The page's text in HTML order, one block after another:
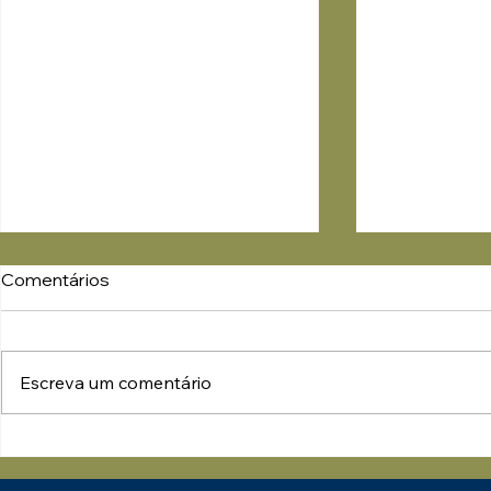
Definitivo para Auditorias
pelo Selo
Comentários
Escreva um comentário